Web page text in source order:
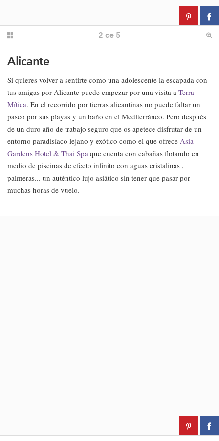
2 de 5
Alicante
Si quieres volver a sentirte como una adolescente la escapada con
tus amigas por Alicante puede empezar por una visita a Terra
Mítica. En el recorrido por tierras alicantinas no puede faltar un
paseo por sus playas y un baño en el Mediterráneo. Pero después
de un duro año de trabajo seguro que os apetece disfrutar de un
entorno paradisíaco lejano y exótico como el que ofrece Asia
Gardens Hotel & Thai Spa que cuenta con cabañas flotando en
medio de piscinas de efecto infinito con aguas cristalinas ,
palmeras... un auténtico lujo asiático sin tener que pasar por
muchas horas de vuelo.